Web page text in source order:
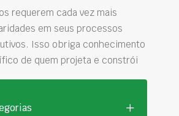
requerem cada vez mais
em seus processos
Isso obriga conhecimento
de quem projeta e constrói